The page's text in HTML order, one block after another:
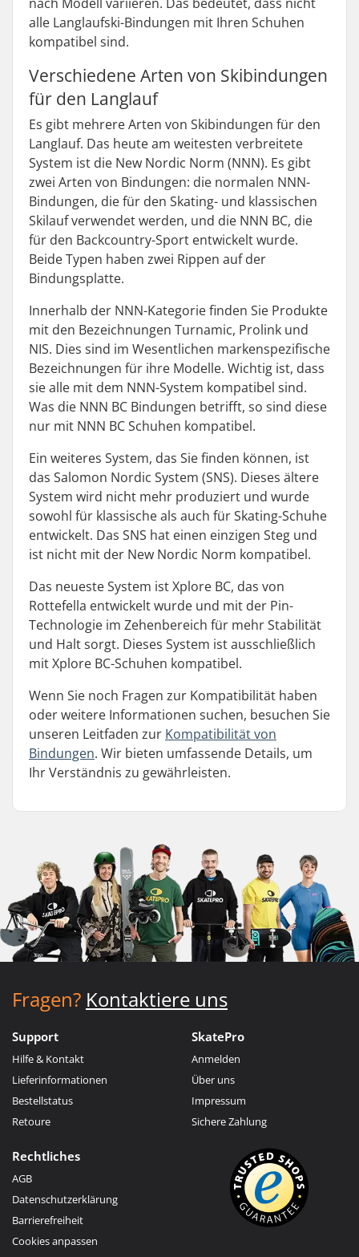
alle Langlaufski-Bindungen mit Ihren Schuhen
kompatibel sind.
Verschiedene Arten von Skibindungen
für den Langlauf
Es gibt mehrere Arten von Skibindungen für den
Langlauf. Das heute am weitesten verbreitete
System ist die New Nordic Norm (NNN). Es gibt
zwei Arten von Bindungen: die normalen NNN-
Bindungen, die für den Skating- und klassischen
Skilauf verwendet werden, und die NNN BC, die
für den Backcountry-Sport entwickelt wurde.
Beide Typen haben zwei Rippen auf der
Bindungsplatte.
Innerhalb der NNN-Kategorie finden Sie Produkte
mit den Bezeichnungen Turnamic, Prolink und
NIS. Dies sind im Wesentlichen markenspezifische
Bezeichnungen für ihre Modelle. Wichtig ist, dass
sie alle mit dem NNN-System kompatibel sind.
Was die NNN BC Bindungen betrifft, so sind diese
nur mit NNN BC Schuhen kompatibel.
Ein weiteres System, das Sie finden können, ist
das Salomon Nordic System (SNS). Dieses ältere
System wird nicht mehr produziert und wurde
sowohl für klassische als auch für Skating-Schuhe
entwickelt. Das SNS hat einen einzigen Steg und
ist nicht mit der New Nordic Norm kompatibel.
Das neueste System ist Xplore BC, das von
Rottefella entwickelt wurde und mit der Pin-
Technologie im Zehenbereich für mehr Stabilität
und Halt sorgt. Dieses System ist ausschließlich
mit Xplore BC-Schuhen kompatibel.
Wenn Sie noch Fragen zur Kompatibilität haben
oder weitere Informationen suchen, besuchen Sie
unseren Leitfaden zur Kompatibilität von
Bindungen. Wir bieten umfassende Details, um
Ihr Verständnis zu gewährleisten.
Fragen? Kontaktiere uns
Support
Hilfe & Kontakt
Lieferinformationen
Bestellstatus
Retoure
SkatePro
Anmelden
Über uns
Impressum
Sichere Zahlung
Rechtliches
AGB
Datenschutzerklärung
Barrierefreiheit
Cookies anpassen